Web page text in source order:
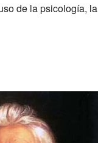
de la psicología, la